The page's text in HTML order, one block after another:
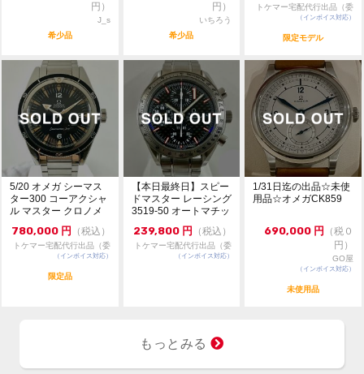
ご来店前に在庫の有無のご確認をお勧めします。
※価格に関してのお問い合わせはメッセージでご質問頂
ください。
お問い合わせ先
大黒屋 時計館中野店
TEL:03-5318-5250
円）
J_s
希少品
円）
いちろう
希少品
トケマー宅配代行出品（委
託販売）
（インボイス対応）
限定モデル
5/20 オメガ シーマス
ター300 コーアクシャ
ル マスター クロノメ
780,000 円 （税込）
トケマー宅配代行出品（委
託販売）
（インボイス対応）
限定品
【本日最終日】スピー
ドマスター レーシング
3519-50 オートマチッ
239,800 円 （税込）
トケマー宅配代行出品（委
託販売）
（インボイス対応）
1/31日迄の出品☆未使
用品☆オメガCK859
690,000 円
（税０
円）
GO屋
（インボイス対応）
未使用品
もっとみる